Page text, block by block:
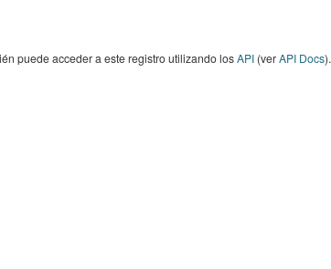
puede acceder a este registro utilizando losAPI(verAPI Docs).